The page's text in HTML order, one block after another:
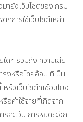
ายังเว็บไซต์ของ กรม
การใช้เว็บไซต์เหล่า
ดๆ รวมถึง ความเสีย
รงหรือโดยอ้อม ที่เป็น
หรือเว็บไซต์ที่เชื่อมโยง
อค่าใช้จ่ายที่เกิดจาก
รละเว้น การหยุดชะงัก